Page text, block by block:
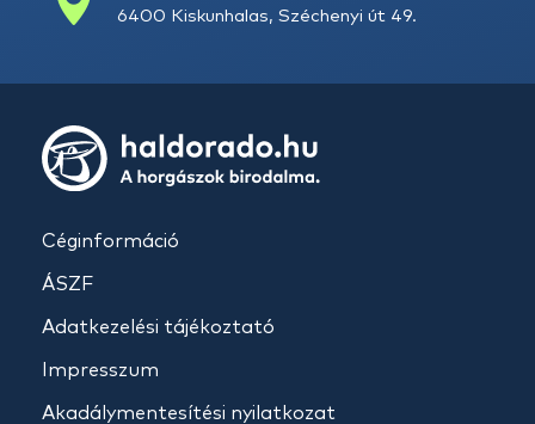
6400 Kiskunhalas, Széchenyi út 49.
Céginformáció
ÁSZF
Adatkezelési tájékoztató
Impresszum
Akadálymentesítési nyilatkozat